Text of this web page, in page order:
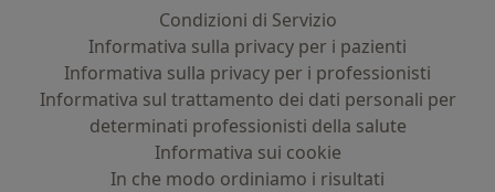
Condizioni di Servizio
Informativa sulla privacy per i pazienti
Informativa sulla privacy per i professionisti
Informativa sul trattamento dei dati personali per
determinati professionisti della salute
Informativa sui cookie
In che modo ordiniamo i risultati